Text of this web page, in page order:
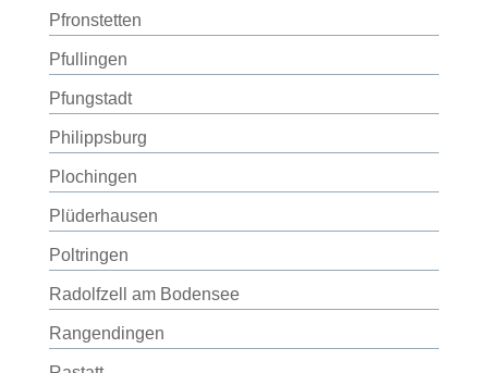
Pfronstetten
Pfullingen
Pfungstadt
Philippsburg
Plochingen
Plüderhausen
Poltringen
Radolfzell am Bodensee
Rangendingen